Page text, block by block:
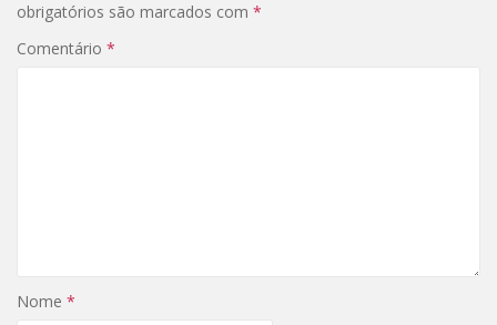
obrigatórios são marcados com *
Comentário *
Nome *